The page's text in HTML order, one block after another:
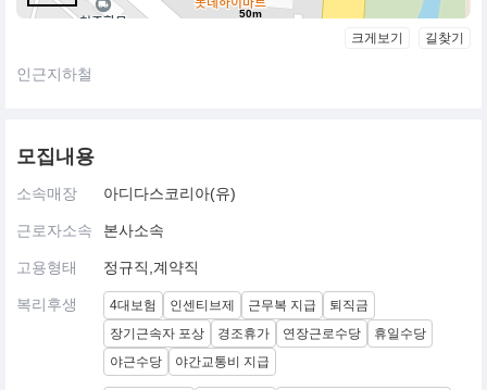
50m
크게보기 길찾기
인근지하철
모집내용
소속매장 아디다스코리아(유)
근로자소속 본사소속
고용형태 정규직,계약직
복리후생 4대보험 인센티브제 근무복 지급
퇴직금
장기근속자 포상
경조휴가 연장근로수당
휴일수당
야근수당
야간교통비 지급